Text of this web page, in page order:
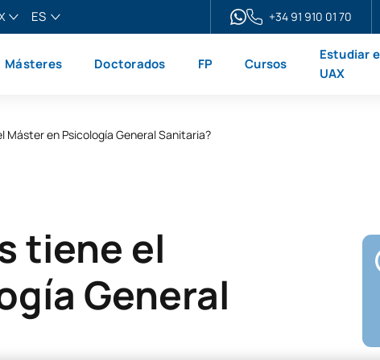
ES
English
+34 91 910 01 70
Másteres Doctorados FP Cursos
Estudiar
UAX
Máster en Psicología General Sanitaria?
tiene el
General